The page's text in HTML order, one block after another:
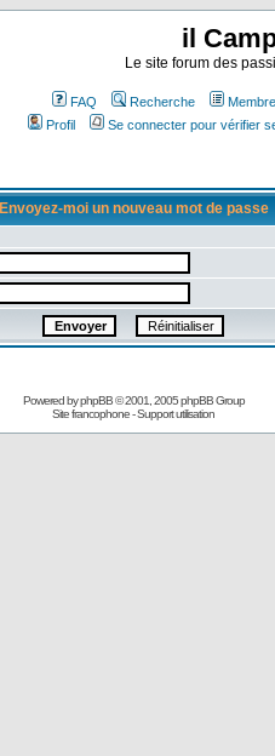
il
Le site forum des
FAQ Recherche
Profil
Se connecter pour vérifier
Envoyez-moi un nouveau mot de passe
Powered byphpBB© 2001, 2005 phpBB Group
Site francophone-Support utilisation